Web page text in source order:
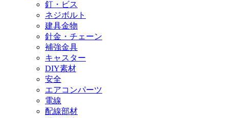
釘・ビス
ネジボルト
建具金物
針金・チェーン
補強金具
キャスター
DIY素材
安全
エアコンパーツ
電線
配線部材